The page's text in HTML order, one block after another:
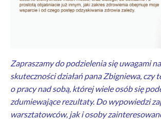
Zapraszamy do podzielenia się uwagami
skuteczności działań pana Zbigniewa, czy
o pracy nad sobą, której wiele osób się
zdumiewające rezultaty. Do wypowiedzi
warsztatowców, jak i osoby